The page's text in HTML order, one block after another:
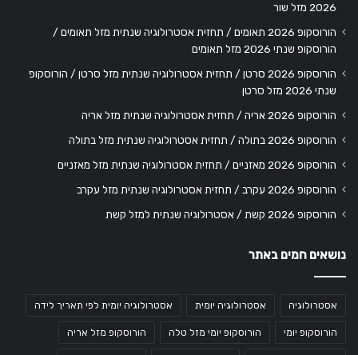
2026 מזל שור
הורוסקופ 2026 תאומים / תחזית אסטרולוגיה שנתית מזל תאומים /
הורוסקופ שנתי 2026 מזל תאומים
הורוסקופ 2026 סרטן / תחזית אסטרולוגיה שנתית מזל סרטן / הורוסקופ
שנתי 2026 מזל סרטן
הורוסקופ 2026 אריה / תחזית אסטרולוגיה שנתית מזל אריה
הורוסקופ 2026 בתולה / תחזית אסטרולוגיה שנתית מזל בתולה
הורוסקופ 2026 מאזניים / תחזית אסטרולוגיה שנתית מזל מאזניים
הורוסקופ 2026 עקרב / תחזית אסטרולוגיה שנתית מזל עקרב
הורוסקופ 2026 קשת / אסטרולוגיה שנתית למזל קשת
נושאים חמים באתר
אסטרולוגיה אסטרולוגיה יומית אסטרולוגיה יומית לפי תאריך לידה
הורוסקופ יומי הורוסקופ יומי מזל טלה הורוסקופ מזל אריה